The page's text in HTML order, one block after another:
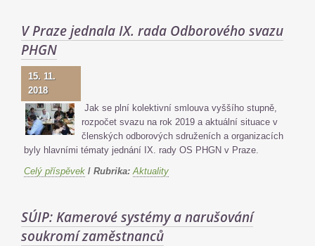
V Praze jednala IX. rada Odborového svazu
PHGN
15. 11.
2018
Jak se plní kolektivní smlouva vyššího stupně,
rozpočet svazu na rok 2019 a aktuální situace v
členských odborových sdruženích a organizacích
byly hlavními tématy jednání IX. rady OS PHGN v Praze.
Celý příspěvek / Rubrika: Aktuality
SÚIP: Kamerové systémy a narušování
soukromí zaměstnanců